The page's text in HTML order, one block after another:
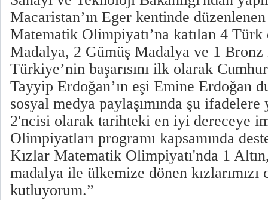
Macaristan’ın Eger kentinde
Matematik Olimpiyatı’na katılan 4
Madalya, 2 Gümüş Madalya ve 1 Bronz
Türkiye’nin başarısını ilk olarak
Tayyip Erdoğan’ın eşi Emine Erdoğan
sosyal medya paylaşımında şu
2'ncisi olarak tarihteki en iyi dereceye
Olimpiyatları programı kapsamında
Kızlar Matematik Olimpiyatı'nda 1
madalya ile ülkemize dönen kızlarımızı
kutluyorum.”